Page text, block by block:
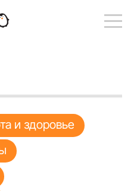
и здоровье